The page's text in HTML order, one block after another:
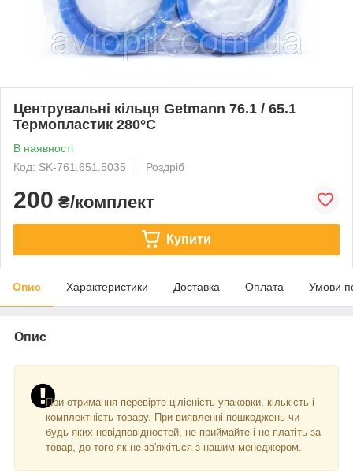
Центрувальні кільця Getmann 76.1 / 65.1
Термопластик 280°C
В наявності
Код: SK-761.651.5035
Роздріб
200 ₴/комплект
Купити
Опис Характеристики Доставка Оплата Умови
Опис
При отримання перевірте цілісність упаковки, кількість і
комплектність товару. При виявленні пошкоджень чи
будь-яких невідповідностей, не приймайте і не платіть за
товар, до того як не зв'яжіться з нашим менеджером.